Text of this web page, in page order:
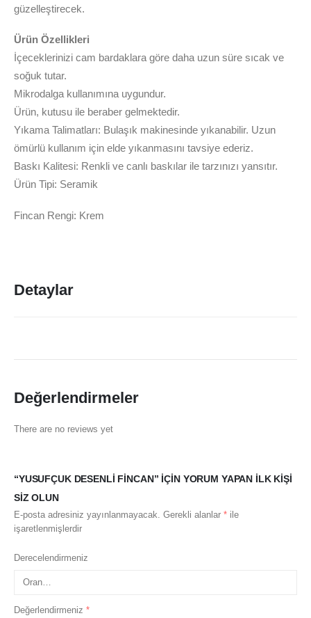
güzelleştirecek.
Ürün Özellikleri
İçeceklerinizi cam bardaklara göre daha uzun süre sıcak ve
soğuk tutar.
Mikrodalga kullanımına uygundur.
Ürün, kutusu ile beraber gelmektedir.
Yıkama Talimatları: Bulaşık makinesinde yıkanabilir. Uzun
ömürlü kullanım için elde yıkanmasını tavsiye ederiz.
Baskı Kalitesi: Renkli ve canlı baskılar ile tarzınızı yansıtır.
Ürün Tipi: Seramik
Fincan Rengi: Krem
Detaylar
Değerlendirmeler
There are no reviews yet
“YUSUFÇUK DESENLI FINCAN” IÇIN YORUM YAPAN ILK KIŞI
SIZ OLUN
E-posta adresiniz yayınlanmayacak. Gerekli alanlar * ile
işaretlenmişlerdir
Derecelendirmeniz
Değerlendirmeniz *